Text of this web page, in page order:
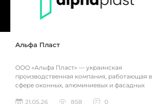
Альфа Пласт
ООО «Альфа Пласт» — украинская
производственная компания, работающая в
сфере оконных, алюминиевых и фасадных
21.05.26
858 0